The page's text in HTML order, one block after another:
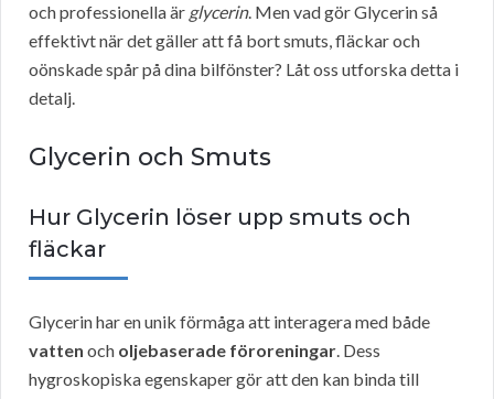
och professionella är glycerin. Men vad gör Glycerin så
effektivt när det gäller att få bort smuts, fläckar och
oönskade spår på dina bilfönster? Låt oss utforska detta i
detalj.
Glycerin och Smuts
Hur Glycerin löser upp smuts och
fläckar
Glycerin har en unik förmåga att interagera med både
vatten och oljebaserade föroreningar. Dess
hygroskopiska egenskaper gör att den kan binda till